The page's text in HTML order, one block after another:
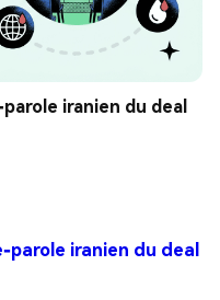
iranien du deal
parole iranien du deal